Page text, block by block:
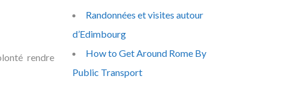
rendre
Randonnées et visites autour
d’Edimbourg
How to Get Around Rome By
Public Transport